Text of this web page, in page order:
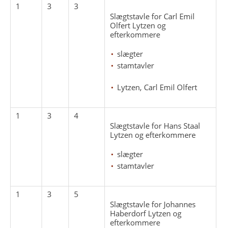
1 3
3
Slægtstavle for Carl Emil
Olfert Lytzen og
efterkommere
slægter
stamtavler
Lytzen, Carl Emil Olfert
1 3
4
Slægtstavle for Hans Staal
Lytzen og efterkommere
slægter
stamtavler
1 3
5
Slægtstavle for Johannes
Haberdorf Lytzen og
efterkommere